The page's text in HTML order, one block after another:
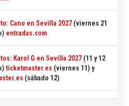
Cano en Sevilla 2027 (viernes 21
entradas.com
Karol G en Sevilla 2027 (11 y 12
ticketmaster.es (viernes 11) y
(sábado 12)